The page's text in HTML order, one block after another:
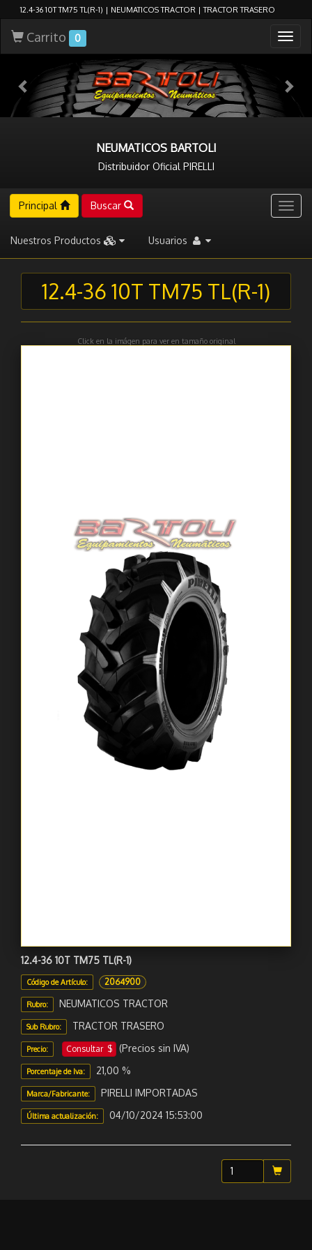
12.4-36 10T TM75 TL(R-1) | NEUMATICOS TRACTOR | TRACTOR TRASERO
Carrito 0
NEUMATICOS BARTOLI
Distribuidor Oficial PIRELLI
Principal Buscar
Nuestros Productos Usuarios
12.4-36 10T TM75 TL(R-1)
Click en la imágen para ver en tamaño original
12.4-36 10T TM75 TL(R-1)
Código de Artículo: 2064900
Rubro: NEUMATICOS TRACTOR
Sub Rubro: TRACTOR TRASERO
Precio: Consultar $ (Precios sin IVA)
Porcentaje de Iva: 21,00 %
Marca/Fabricante: PIRELLI IMPORTADAS
Última actualización: 04/10/2024 15:53:00